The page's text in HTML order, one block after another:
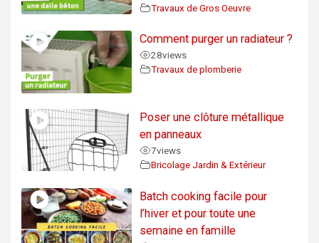
Travaux de Gros Oeuvre
Comment purger un radiateur ?
28views
Travaux de plomberie
Poser une clôture métallique
en panneaux
7views
Bricolage Jardin & Extérieur
Batch cooking facile pour
l’hiver et pour toute une
semaine en famille